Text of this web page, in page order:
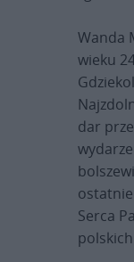
Wanda
wieku
dar
Serca